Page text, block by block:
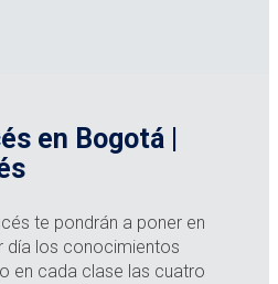
en Bogotá |
te pondrán a poner en
día los conocimientos
en cada clase las cuatro